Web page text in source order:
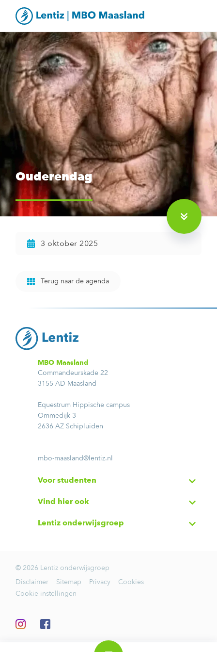
Ouderendag
3 oktober 2025
Terug naar de agenda
MBO Maasland
Commandeurskade 22
3155 AD Maasland
Equestrum Hippische campus
Ommedijk 3
2636 AZ Schipluiden
mbo-maasland@lentiz.nl
Voor studenten
Vind hier ook
Lentiz onderwijsgroep
© 2026 Lentiz onderwijsgroep
Disclaimer
Sitemap Privacy
Cookies
Cookie instellingen